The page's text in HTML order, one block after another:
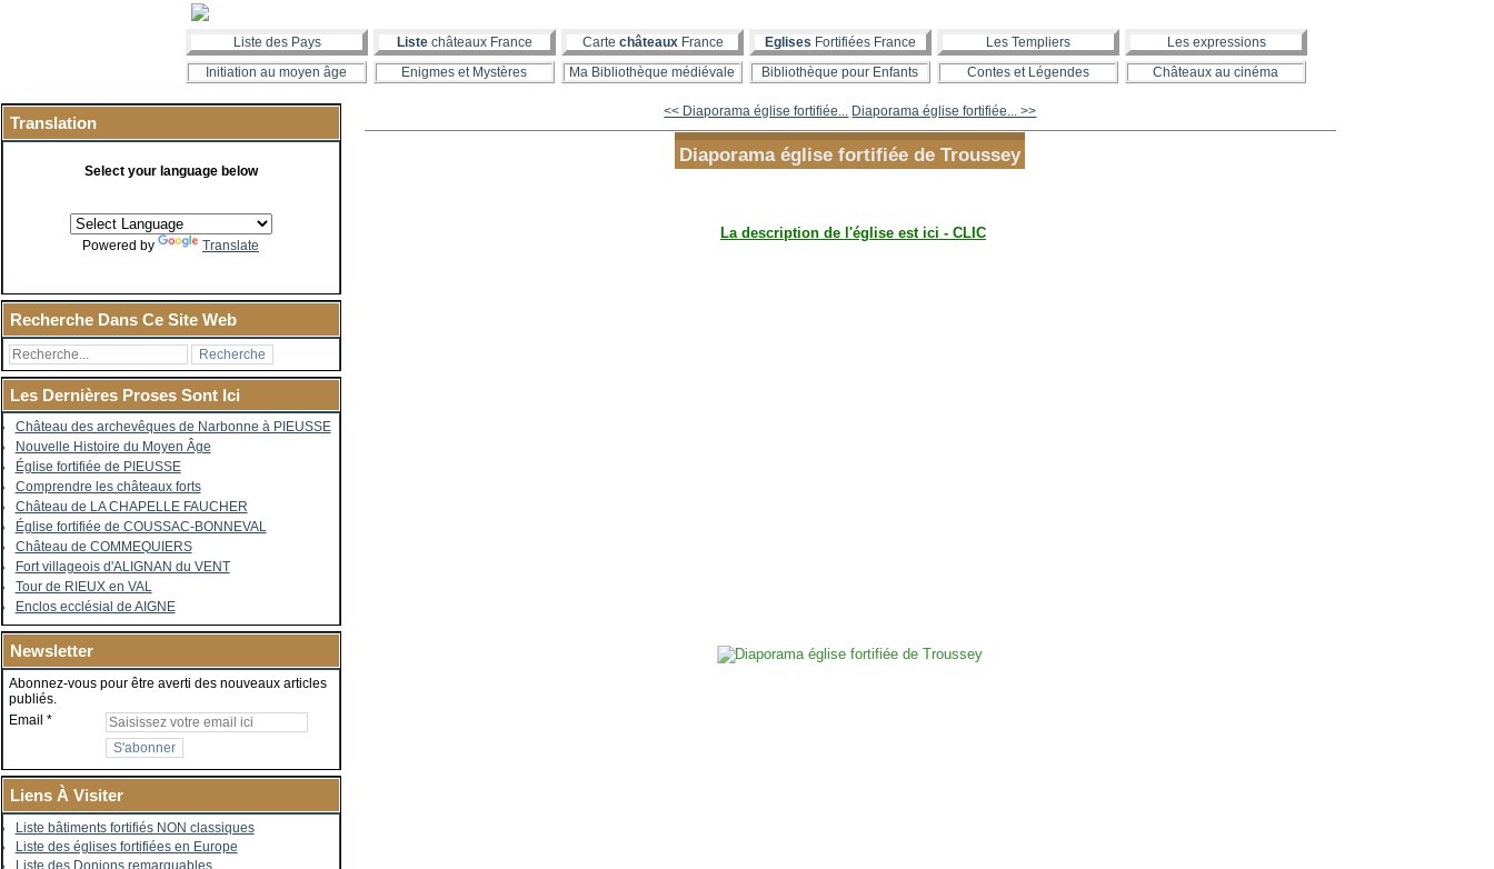
Liste des Pays Liste châteaux France Carte châteauxFrance Eglises Fortifiées France Les Templiers
Les expressions
Initiation au moyen âge
Enigmes et Mystères Ma Bibliothèque médiévale Bibliothèque pour Enfants Contes et Légendes Châteaux au cinéma
Translation
Select your language below
Powered by Translate
Recherche Dans Ce Site Web
Les Dernières Proses Sont Ici
Château des archevêques de Narbonne à PIEUSSE
Nouvelle Histoire du Moyen Âge
Église fortifiée de PIEUSSE
Comprendre les châteaux forts
Château de LA CHAPELLE FAUCHER
Église fortifiée de COUSSAC-BONNEVAL
Château de COMMEQUIERS
Fort villageois d'ALIGNAN du VENT
Tour de RIEUX en VAL
Enclos ecclésial de AIGNE
Newsletter
Abonnez-vous pour être averti des nouveaux articles
publiés.
Email
Liens À Visiter
Liste bâtiments fortifiés NON classiques
Liste des églises fortifiées en Europe
Liste des Donjons remarquables
<< Diaporama église fortifiée... Diaporama église fortifiée... >>
Diaporama église fortifiée de Troussey
La description de l'église est ici - CLIC